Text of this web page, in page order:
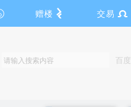
赠楼 交易
百度